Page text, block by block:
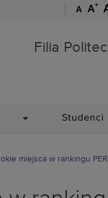
A A+
Filia
Studenci
miejsca w rankingu